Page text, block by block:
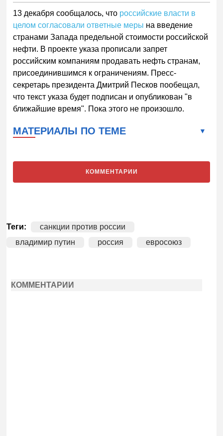
13 декабря сообщалось, что российские власти в
целом согласовали ответные меры на введение
странами Запада предельной стоимости российской
нефти. В проекте указа прописали запрет
российским компаниям продавать нефть странам,
присоединившимся к ограничениям. Пресс-
секретарь президента Дмитрий Песков пообещал,
что текст указа будет подписан и опубликован "в
ближайшие время". Пока этого не произошло.
МАТЕРИАЛЫ ПО ТЕМЕ
КОММЕНТАРИИ
Теги:
санкции против россии
владимир путин
россия евросоюз
КОММЕНТАРИИ